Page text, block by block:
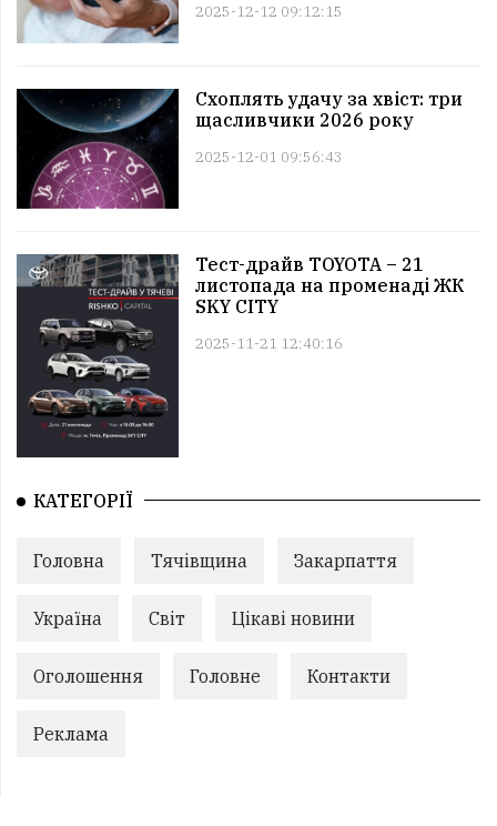
2025-12-12 09:12:15
Схоплять удачу за хвіст: три
щасливчики 2026 року
2025-12-01 09:56:43
Тест-драйв TOYOTA – 21
листопада на променаді ЖК
SKY CITY
2025-11-21 12:40:16
КАТЕГОРІЇ
Головна Тячівщина Закарпаття
Україна Світ Цікаві новини
Оголошення Головне Контакти
Реклама